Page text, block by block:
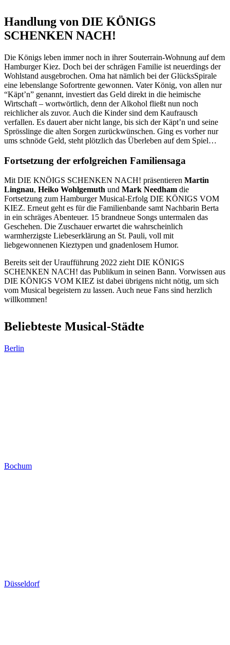
Handlung von DIE KÖNIGS
SCHENKEN NACH!
Die Königs leben immer noch in ihrer Souterrain-Wohnung auf dem
Hamburger Kiez. Doch bei der schrägen Familie ist neuerdings der
Wohlstand ausgebrochen. Oma hat nämlich bei der GlücksSpirale
eine lebenslange Sofortrente gewonnen. Vater König, von allen nur
“Käpt’n” genannt, investiert das Geld direkt in die heimische
Wirtschaft – wortwörtlich, denn der Alkohol fließt nun noch
reichlicher als zuvor. Auch die Kinder sind dem Kaufrausch
verfallen. Es dauert aber nicht lange, bis sich der Käpt’n und seine
Sprösslinge die alten Sorgen zurückwünschen. Ging es vorher nur
ums schnöde Geld, steht plötzlich das Überleben auf dem Spiel…
Fortsetzung der erfolgreichen Familiensaga
Mit DIE KNÖIGS SCHENKEN NACH! präsentieren Martin
Lingnau, Heiko Wohlgemuth und Mark Needham die
Fortsetzung zum Hamburger Musical-Erfolg DIE KÖNIGS VOM
KIEZ. Erneut geht es für die Familienbande samt Nachbarin Berta
in ein schräges Abenteuer. 15 brandneue Songs untermalen das
Geschehen. Die Zuschauer erwartet die wahrscheinlich
warmherzigste Liebeserklärung an St. Pauli, voll mit
liebgewonnenen Kieztypen und gnadenlosem Humor.
Bereits seit der Uraufführung 2022 zieht DIE KÖNIGS
SCHENKEN NACH! das Publikum in seinen Bann. Vorwissen aus
DIE KÖNIGS VOM KIEZ ist dabei übrigens nicht nötig, um sich
vom Musical begeistern zu lassen. Auch neue Fans sind herzlich
willkommen!
Beliebteste Musical-Städte
Berlin
Bochum
Düsseldorf